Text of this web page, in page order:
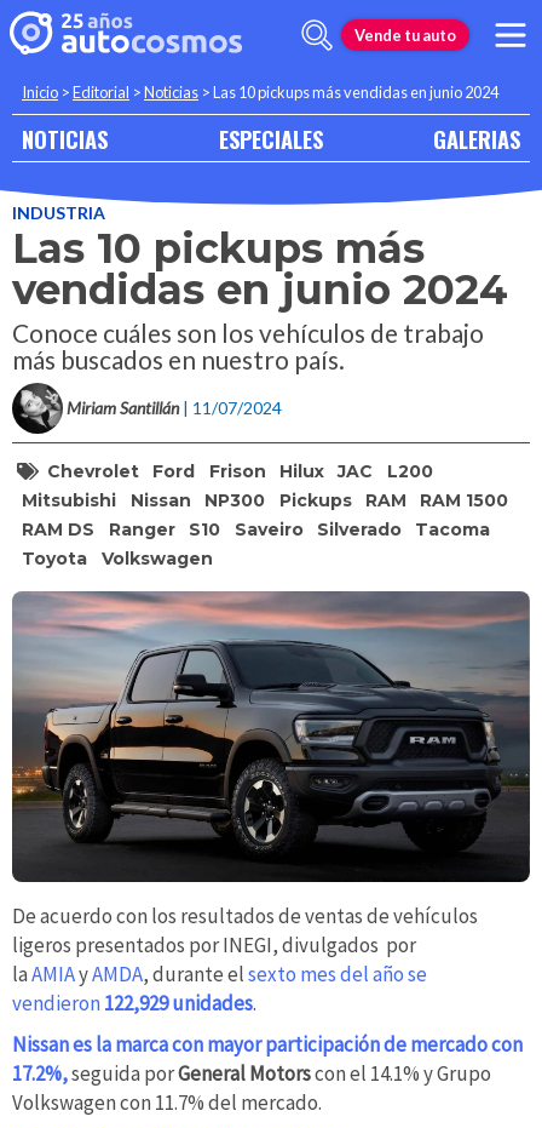
Vende tu auto
Inicio >Editorial >Noticias >Las 10 pickups más vendidas en junio 2024
NOTICIAS ESPECIALES GALERIAS
INDUSTRIA
Las 10 pickups más
vendidas en junio 2024
Conoce cuáles son los vehículos de trabajo
más buscados en nuestro país.
Miriam Santillán | 11/07/2024
Chevrolet Ford Frison Hilux JAC
L200
Mitsubishi
Nissan NP300 Pickups RAM
RAM 1500
RAM DS
Ranger S10 Saveiro Silverado
Tacoma
Toyota
Volkswagen
De acuerdo con los resultados de ventas de vehículos
ligeros presentados por INEGI, divulgados por
laAMIAyAMDA, durante elsexto mes del año se
vendieron122,929 unidades.
Nissan es la marca con mayor participación de mercado con
17.2%,seguida porGeneral Motorscon el 14.1% y Grupo
Volkswagen con 11.7% del mercado.